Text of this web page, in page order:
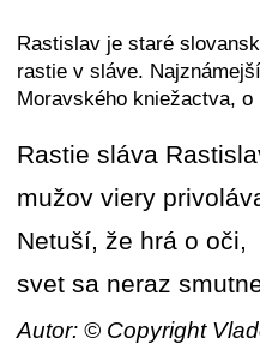
+ − ⛶
Rastislav je staré
rastie v sláve.
Moravského kniežactva,
Rastie sláva
mužov viery
Netuší, že hrá o oči,
svet sa neraz
Autor: © Copyright